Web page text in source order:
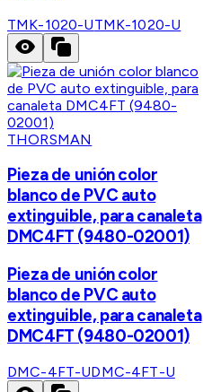
TMK-1020-UTMK-1020-U
THORSMAN
Pieza de unión color
blanco de PVC auto
extinguible, para canaleta
DMC4FT (9480-02001)
Pieza de unión color
blanco de PVC auto
extinguible, para canaleta
DMC4FT (9480-02001)
DMC-4FT-UDMC-4FT-U